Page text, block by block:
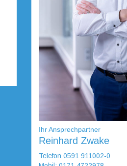
Ihr Ansprechpartner
Reinhard Zwake
Telefon 0591 911002-0